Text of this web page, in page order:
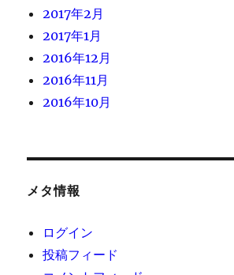
2017年2月
2017年1月
2016年12月
2016年11月
2016年10月
メタ情報
ログイン
投稿フィード